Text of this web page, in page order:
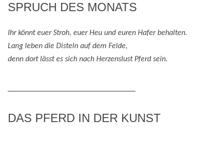
SPRUCH DES MONATS
Ihr könnt euer Stroh, euer Heu und euren Hafer behalten.
Lang leben die Disteln auf dem Felde,
denn dort lässt es sich nach Herzenslust Pferd sein.
DAS PFERD IN DER KUNST